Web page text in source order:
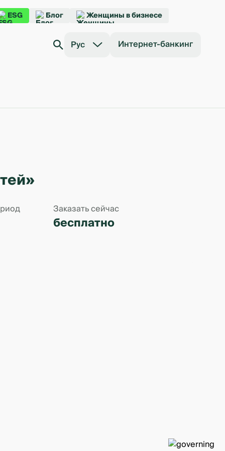
ESG Блог Женщины в бизнесе
Рус Интернет-банкинг
Заказать сейчас
бесплатно